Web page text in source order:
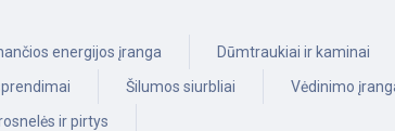
energijos įranga Dūmtraukiai ir kaminai
Šilumos siurbliai Vėdinimo
ir pirtys